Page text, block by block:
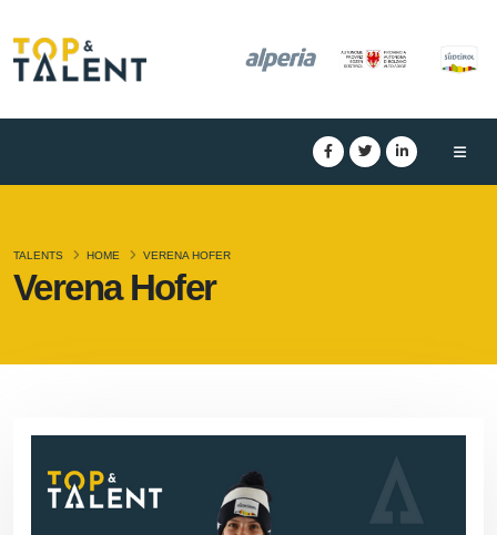
Verena Hofer
TALENTS HOME VERENA HOFER